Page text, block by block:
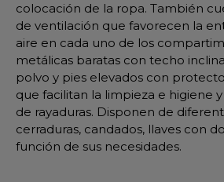
colocación de la ropa. También
de ventilación que favorecen la
aire en cada uno de los
metálicas baratas con techo
polvo y pies elevados con
que facilitan la limpieza e higiene
de rayaduras. Disponen de
cerraduras, candados, llaves con
función de sus necesidades.